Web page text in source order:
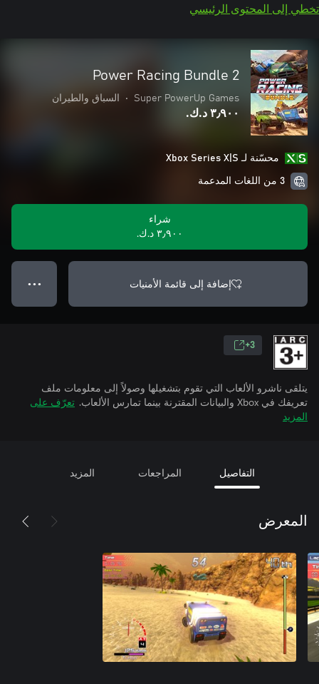
تخطي إلى المحتوى الرئيسي
Power Racing Bundle 2
Super PowerUp Games
• السباق والطيران
٣٫٩٠٠ د.ك.‏
محسّنة لـ Xbox Series X|S
3 من اللغات المدعمة
شراء
٣٫٩٠٠ د.ك.‏
إضافة إلى قائمة الأمنيات ● ● ●
3+
يتلقى ناشرو الألعاب التي تقوم بتشغيلها وصولاً إلى معلومات ملف
تعريفك في Xbox والبيانات المقترنة بينما تمارس الألعاب.
تعرّف على
المزيد
التفاصيل المراجعات المزيد
المعرض